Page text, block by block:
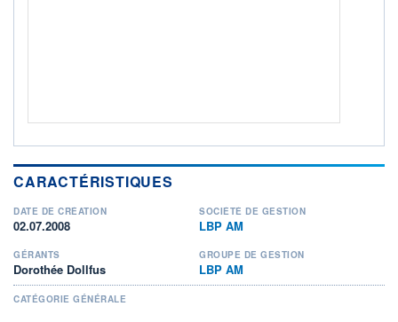
CARACTÉRISTIQUES
DATE DE CRÉATION
02.07.2008
SOCIÉTÉ DE GESTION
LBP AM
GÉRANTS
Dorothée Dollfus
GROUPE DE GESTION
LBP AM
CATÉGORIE GÉNÉRALE